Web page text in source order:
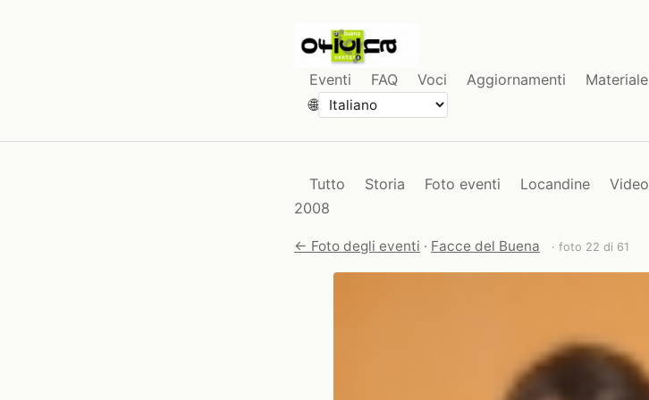
Eventi FAQ Voci Aggiornamenti Materiale
🌐
Tutto Storia Foto eventi Locandine Video
2008
← Foto degli eventi · Facce del Buena · foto 22 di 61